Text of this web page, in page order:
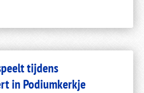
tijdens
in Podiumkerkje